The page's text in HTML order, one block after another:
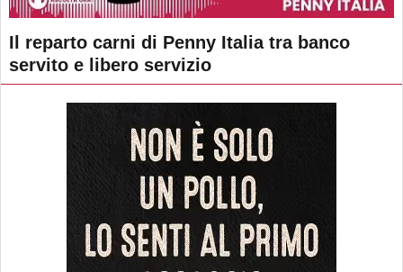
Il reparto carni di Penny Italia tra banco
servito e libero servizio